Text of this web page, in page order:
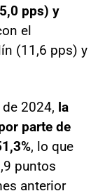
pps) y
el
(11,6 pps) y
2024, la
parte de
, lo que
puntos
anterior